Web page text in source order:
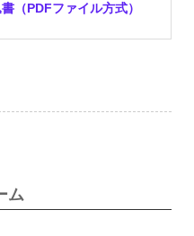
（PDFファイル方式）
ム